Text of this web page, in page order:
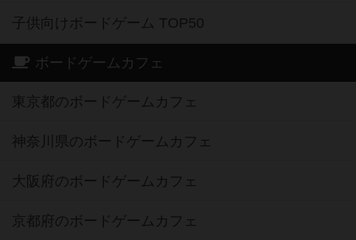
子供向けボードゲーム TOP50
ボードゲームカフェ
東京都のボードゲームカフェ
神奈川県のボードゲームカフェ
大阪府のボードゲームカフェ
京都府のボードゲームカフェ